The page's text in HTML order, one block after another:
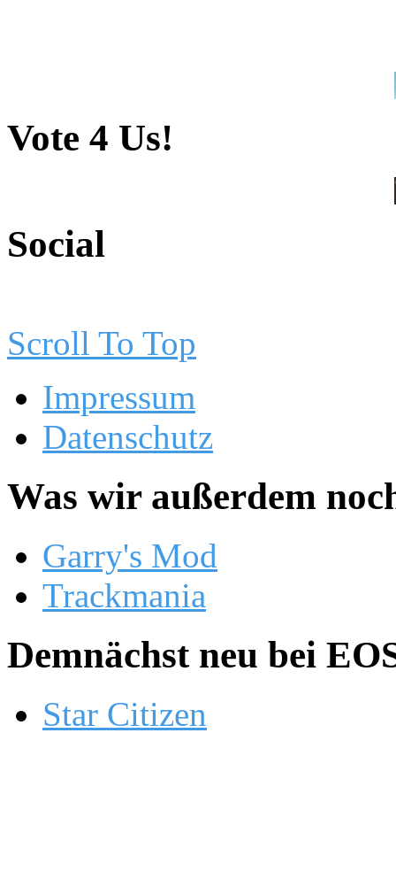
Vote 4 Us!
Social
Scroll To Top
Impressum
Datenschutz
Was wir außerdem
Garry's Mod
Trackmania
Demnächst neu bei
Star Citizen